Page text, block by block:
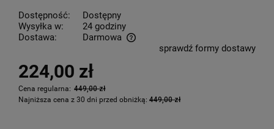
Dostępność:
Dostępny
Wysyłka w:
24 godziny
Dostawa:
Darmowa
Cena nie zawiera ewentualnych kosztów płatnościsprawdź formy dostawy
224,00 zł
Cena regularna: 449,00 zł
Najniższa cena z 30 dni przed obniżką: 449,00 zł